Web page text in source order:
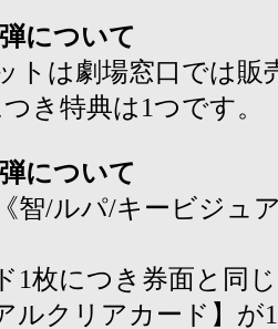
について
トは劇場窓口では販
き特典は1つです。
について
智/ルパ/キービジュ
1枚につき券面と同
ルクリアカード】が